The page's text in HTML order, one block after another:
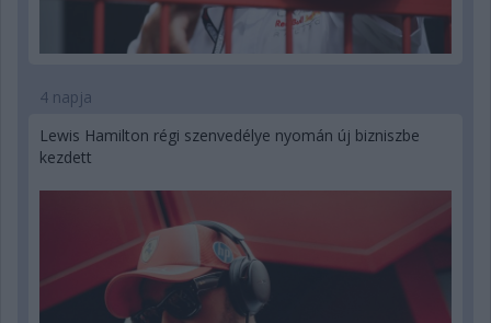
4 napja
Lewis Hamilton régi szenvedélye nyomán új bizniszbe
kezdett